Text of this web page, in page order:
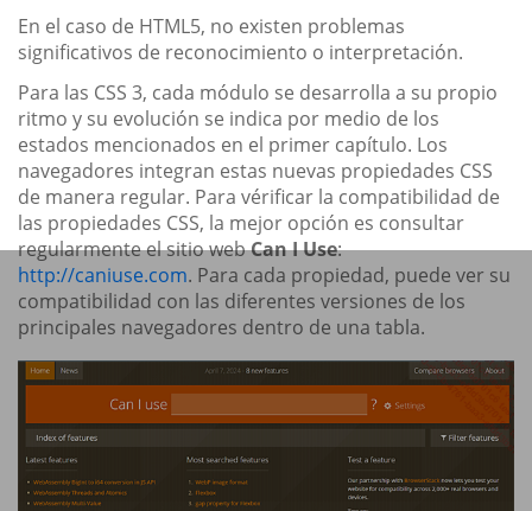
En el caso de HTML5, no existen problemas
significativos de reconocimiento o interpretación.
Para las CSS 3, cada módulo se desarrolla a su propio
ritmo y su evolución se indica por medio de los
estados mencionados en el primer capítulo. Los
navegadores integran estas nuevas propiedades CSS
de manera regular. Para vérificar la compatibilidad de
las propiedades CSS, la mejor opción es consultar
regularmente el sitio webCan I Use:
http://caniuse.com. Para cada propiedad, puede ver su
compatibilidad con las diferentes versiones de los
principales navegadores dentro de una tabla.